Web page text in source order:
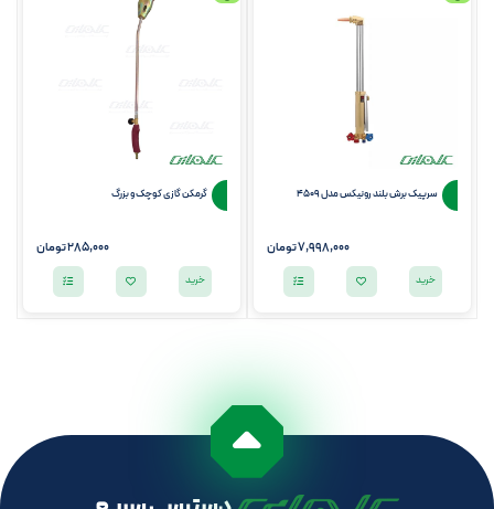
سرپیک برش بلند رونیکس مدل 4509
7,998,000تومان
خرید
گرمکن گازی کوچک و بزرگ
285,000 تومان
خرید